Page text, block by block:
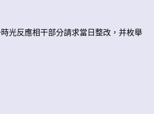
光反應相干部分請求當日整改，并枚舉